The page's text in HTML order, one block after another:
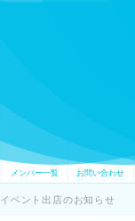
メンバー一覧 お問い合わせ
イベント出店のお知らせ